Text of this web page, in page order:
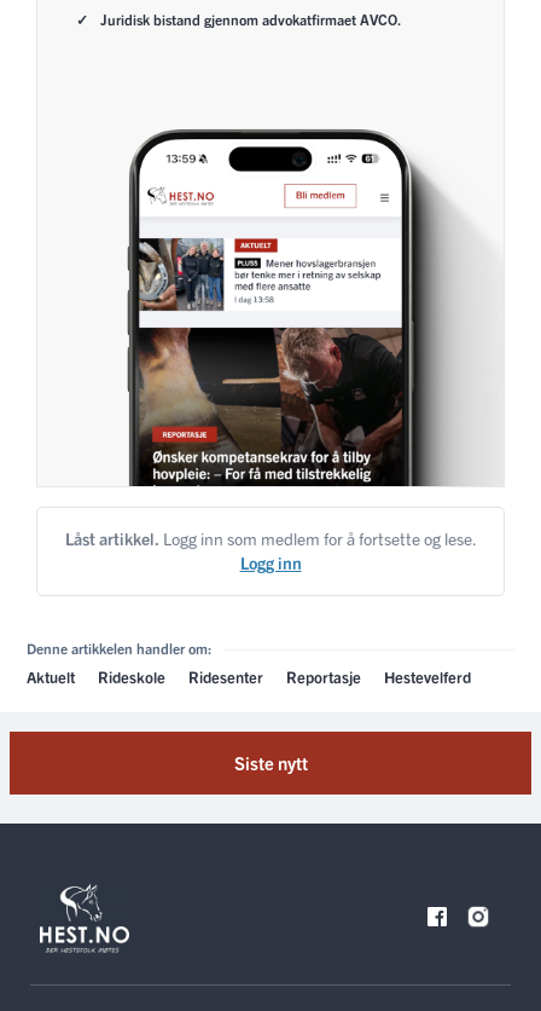
Juridisk bistand gjennom advokatfirmaet AVCO.
Låst artikkel. Logg inn som medlem for å fortsette og lese.
Logg inn
Denne artikkelen handler om:
Aktuelt Rideskole Ridesenter Reportasje Hestevelferd
Siste nytt